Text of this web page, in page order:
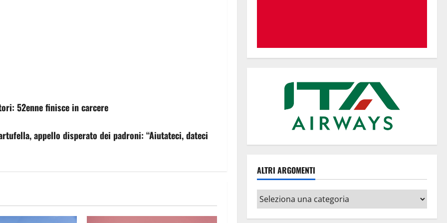
52enne finisce in carcere
appello disperato dei padroni: “Aiutateci, dateci
ALTRI ARGOMENTI
Altri
argomenti